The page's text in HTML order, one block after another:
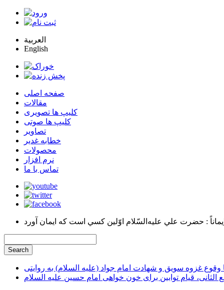
العربية
English
صفحه اصلی
مقالات
کلیپ ها تصویری
کلیپ ها صوتی
تصاویر
خطابه غدیر
محصولات
نرم افزار
تماس با ما
غزوه سویق و شهادت امام جواد (علیه السلام) به روایتی
الثانی، قیام توابین برای خون خواهی امام حسین علیه السلام